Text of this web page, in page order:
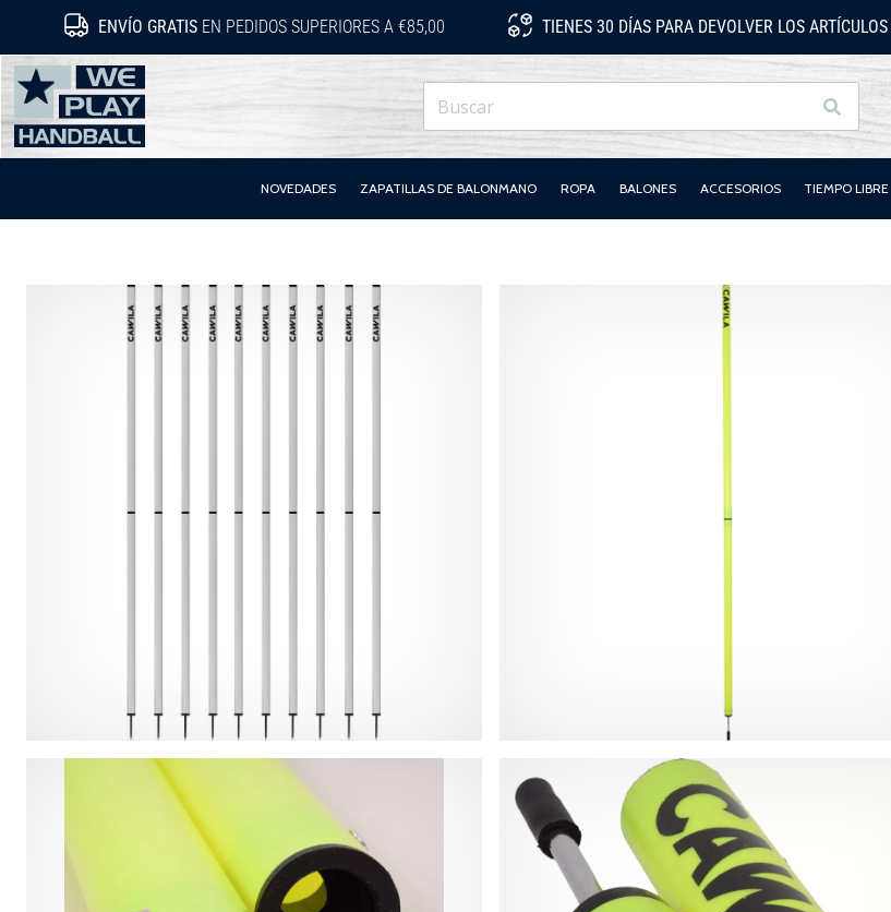
ENVÍO GRATISEN PEDIDOS SUPERIORES A €85,00 TIENES 30 DÍAS PARA DEVOLVER LOS ARTÍCULOS
WePlayHandball.es
Buscar
NOVEDADES ZAPATILLAS DE BALONMANO ROPA BALONES ACCESORIOS TIEMPO LIBRE